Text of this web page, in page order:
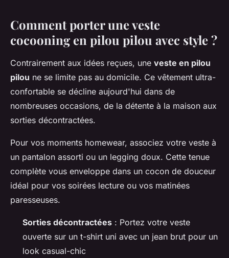
Comment porter une veste
cocooning en pilou pilou avec style ?
Contrairement aux idées reçues, une veste en pilou
pilou ne se limite pas au domicile. Ce vêtement ultra-
confortable se décline aujourd'hui dans de
nombreuses occasions, de la détente à la maison aux
sorties décontractées.
Pour vos moments homewear, associez votre veste à
un pantalon assorti ou un legging doux. Cette tenue
complète vous enveloppe dans un cocon de douceur
idéal pour vos soirées lecture ou vos matinées
paresseuses.
Sorties décontractées : Portez votre veste
ouverte sur un t-shirt uni avec un jean brut pour un
look casual-chic